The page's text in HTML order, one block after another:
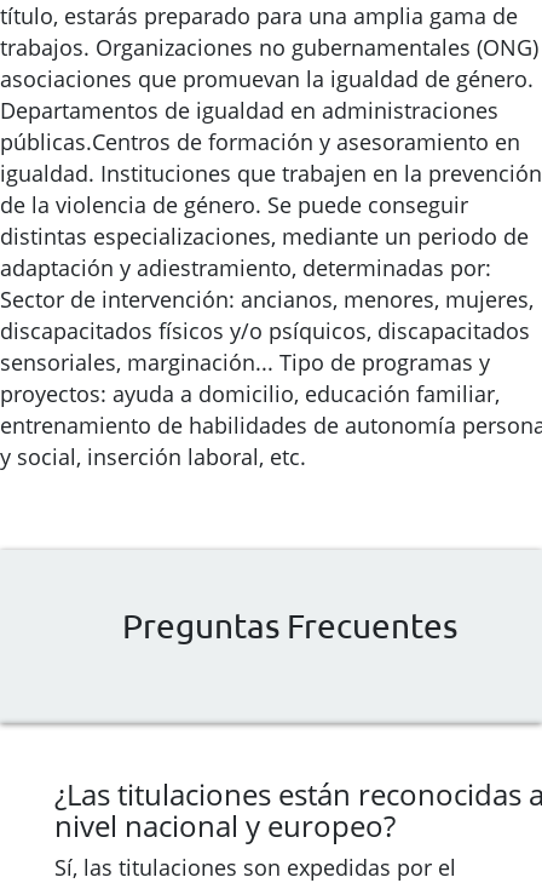
título, estarás preparado para una amplia gama de
trabajos. Organizaciones no gubernamentales
asociaciones que promuevan la igualdad de género.
Departamentos de igualdad en administraciones
públicas.Centros de formación y asesoramiento en
igualdad. Instituciones que trabajen en la prevención
de la violencia de género. Se puede conseguir
distintas especializaciones, mediante un periodo de
adaptación y adiestramiento, determinadas por:
Sector de intervención: ancianos, menores, mujeres,
discapacitados físicos y/o psíquicos, discapacitados
sensoriales, marginación... Tipo de programas y
proyectos: ayuda a domicilio, educación familiar,
entrenamiento de habilidades de autonomía
y social, inserción laboral, etc.
Preguntas Frecuentes
¿Las titulaciones están reconocidas
nivel nacional y europeo?
Sí, las titulaciones son expedidas por el